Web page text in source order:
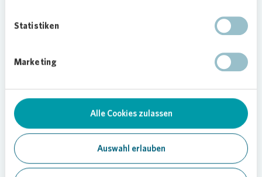
Statistiken
Marketing
Alle Cookies zulassen
Auswahl erlauben
Persönliche Gespräche im Quartier
Dabei ging es nicht nur um mehr Farbe und
Aufenthaltsqualität im Wohnumfeld, sondern vor
allem um Begegnung und ein lebendiges
Nachbarinnen und Nachbarn sowie mit den